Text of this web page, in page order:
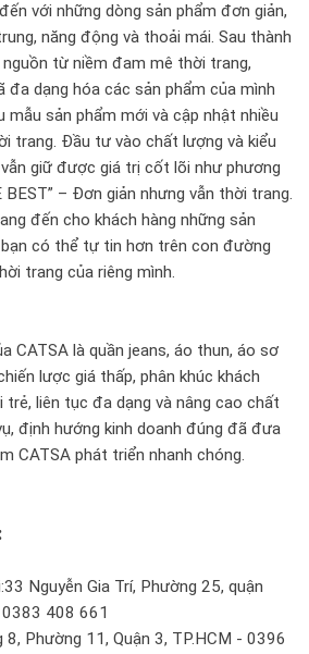
với những dòng sản phẩm đơn giản,
năng động và thoải mái. Sau thành
từ niềm đam mê thời trang,
đa dạng hóa các sản phẩm của mình
mẫu sản phẩm mới và cập nhật nhiều
trang. Đầu tư vào chất lượng và kiểu
giữ được giá trị cốt lõi như phương
BEST” – Đơn giản nhưng vẫn thời trang.
đến cho khách hàng những sản
có thể tự tin hơn trên con đường
trang của riêng mình.
CATSA là quần jeans, áo thun, áo sơ
lược giá thấp, phân khúc khách
trẻ, liên tục đa dạng và nâng cao chất
định hướng kinh doanh đúng đã đưa
CATSA phát triển nhanh chóng.
Nguyễn Gia Trí, Phường 25, quận
0383 408 661
Phường 11, Quận 3, TP.HCM - 0396